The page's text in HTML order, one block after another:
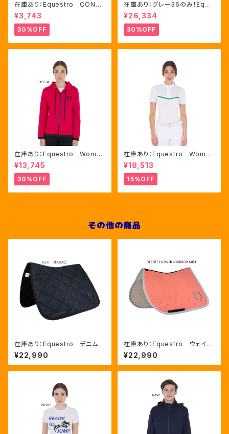
在庫あり：Equestro CONTR
ASTING LOGO ソックス 2
色（ETU00019）
¥3,743
30%OFF
在庫あり：グレー36のみ！Eque
stro Women's Aria キュロ
ット FULLグリップ（ET0675
0）
¥26,334
30%OFF
在庫あり：Equestro Wome
n's インターロックフロントジ
ップ フーディ ピンク・ブルー
2色（ETW00046）
¥13,745
30%OFF
在庫あり：Equestro Wome
n's レース風競技用シャツ
Mサイズのみ（ETW00221）
¥18,513
15%OFF
その他の商品
在庫あり：Equestro デニム
馬場馬術用ゼッケン 2色（ETH
09085）
¥22,990
在庫あり：Equestro ウェイブ
キルト 障害用ゼッケン 3色
FULLサイズのみ（ETH0906
0）
¥22,990